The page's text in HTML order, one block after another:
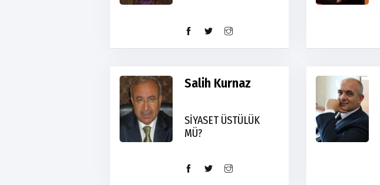
Salih Kurnaz
SİYASET ÜSTÜLÜK
MÜ?